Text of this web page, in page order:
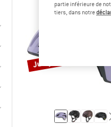
Jusqu'à -30 %
partie inférieure de
tiers, dans notre